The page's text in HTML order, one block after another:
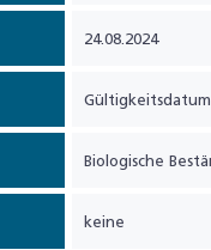
24.08.2024
Biologische
keine